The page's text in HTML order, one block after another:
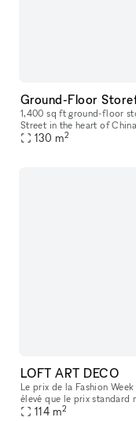
1,400 sq ft ground-floor
Street in the heart of
ceilings. Track lighting
130 m2
LOFT ART DECO
Le prix de la Fashion
élevé que le prix standard mentionné.
location B2B pour des
114 m2